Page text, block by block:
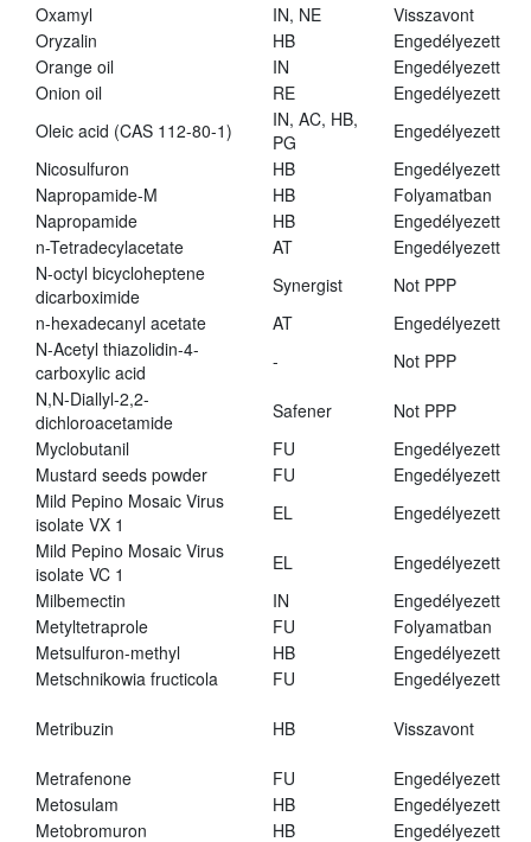
Oxamyl
IN, NE
Visszavont
Oryzalin
HB
Engedélyezett
Orange oil
IN
Engedélyezett
Onion oil
RE
Engedélyezett
Oleic acid (CAS 112-80-1)
IN, AC, HB,
PG
Engedélyezett
Nicosulfuron
HB
Engedélyezett
Napropamide-M
HB
Folyamatban
Napropamide
HB
Engedélyezett
n-Tetradecylacetate
AT
Engedélyezett
N-octyl bicycloheptene
dicarboximide
Synergist
Not PPP
n-hexadecanyl acetate
AT
Engedélyezett
N-Acetyl thiazolidin-4-
carboxylic acid
-
Not PPP
N,N-Diallyl-2,2-
dichloroacetamide
Safener
Not PPP
Myclobutanil
FU
Engedélyezett
Mustard seeds powder
FU
Engedélyezett
Mild Pepino Mosaic Virus
isolate VX 1
EL
Engedélyezett
Mild Pepino Mosaic Virus
isolate VC 1
EL
Engedélyezett
Milbemectin
IN
Engedélyezett
Metyltetraprole
FU
Folyamatban
Metsulfuron-methyl
HB
Engedélyezett
Metschnikowia fructicola
FU Engedélyezett
Metribuzin HB Visszavont
Metrafenone FU
Engedélyezett
Metosulam
HB
Engedélyezett
Metobromuron
HB Engedélyezett